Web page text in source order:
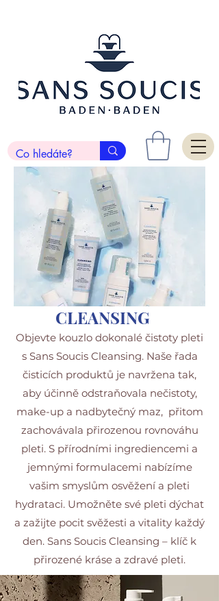
CLEANSING
Objevte kouzlo dokonalé čistoty pleti
s Sans Soucis Cleansing. Naše řada
čisticích produktů je navržena tak,
aby účinně odstraňovala nečistoty,
make-up a nadbytečný maz, přitom
zachovávala přirozenou rovnováhu
pleti. S přírodními ingrediencemi a
jemnými formulacemi nabízíme
vašim smyslům osvěžení a pleti
hydrataci. Umožněte své pleti dýchat
a zažijte pocit svěžesti a vitality každý
den. Sans Soucis Cleansing – klíč k
přirozené kráse a zdravé pleti.